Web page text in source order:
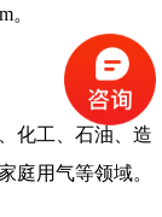
。
化工、石油、造
庭用气等领域。